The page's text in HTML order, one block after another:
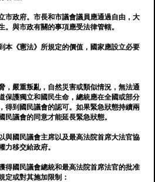
市政府。市長和市議會議員應通過自由，大
。與市政有關的事項應受法律管轄。
本《憲法》所規定的價值，國家應設立必要
，嚴重叛亂，自然災害或類似情況，無法通
保護獨立和國民生命，總統應在全國或部分
得到國民議會的認可。如果緊急狀態持續兩
民議會的同意才能延長緊急狀態。
與國民議會主席以及最高法院首席大法官協
力移交給政府。
得國民議會總統和最高法院首席法官的批准
定或對其施加限制：